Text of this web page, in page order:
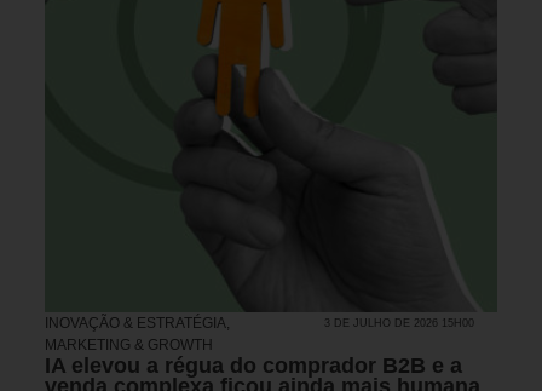
INOVAÇÃO & ESTRATÉGIA
MARKETING & GROWTH
3 DE JULHO DE 2026 15H00
IA elevou a régua do comprador B2B e a
venda complexa ficou ainda mais humana